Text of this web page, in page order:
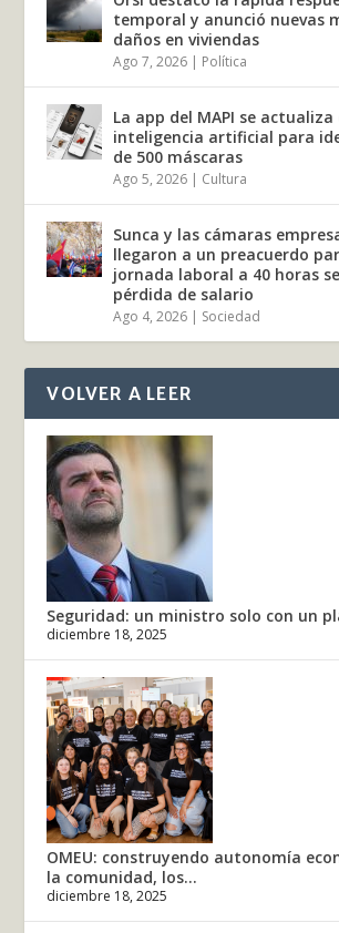
temporal y anunció nuevas
daños en viviendas
Ago 7, 2026 Política
La app del MAPI se actualiza
inteligencia artificial para
de 500 máscaras
Ago 5, 2026 Cultura
Sunca y las cámaras
llegaron a un preacuerdo
jornada laboral a 40 horas
pérdida de salario
Ago 4, 2026 Sociedad
VOLVER A LEER
Seguridad: un ministro solo con un
diciembre 18, 2025
OMEU: construyendo autonomía
la comunidad, los...
diciembre 18, 2025